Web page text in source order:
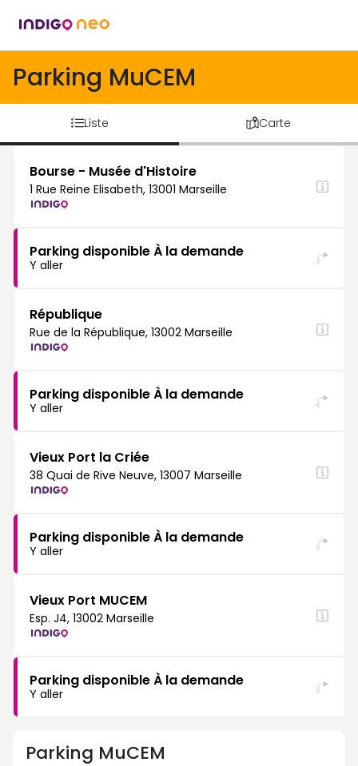
Parking MuCEM
Liste Carte
Bourse - Musée d'Histoire
1 Rue Reine Elisabeth, 13001 Marseille
Parking disponible À la demande
Y aller
République
Rue de la République, 13002 Marseille
Parking disponible À la demande
Y aller
Vieux Port la Criée
38 Quai de Rive Neuve, 13007 Marseille
Parking disponible À la demande
Y aller
Vieux Port MUCEM
Esp. J4, 13002 Marseille
Parking disponible À la demande
Y aller
Parking MuCEM